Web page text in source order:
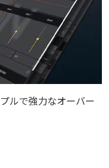
ルで強力なオーバー